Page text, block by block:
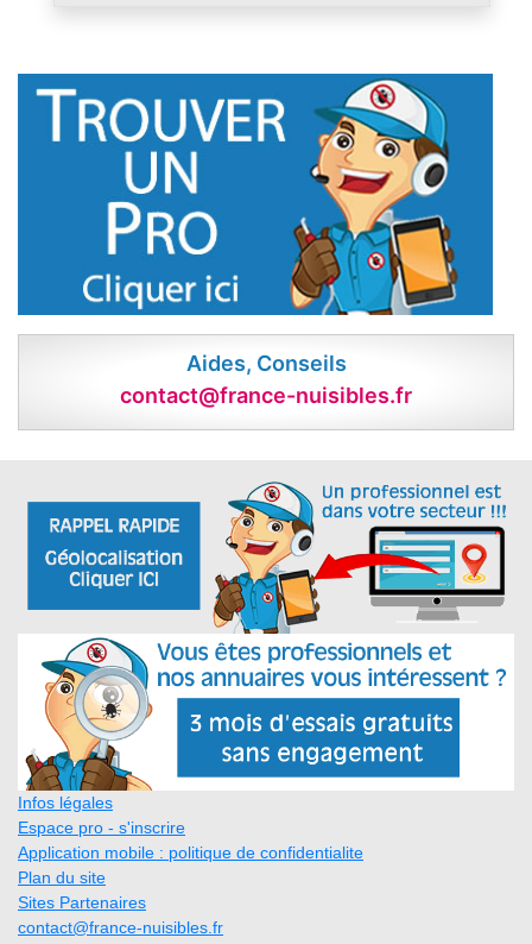
Aides, Conseils
contact@france-nuisibles.fr
Infos légales
Espace pro - s'inscrire
Application mobile : politique de confidentialite
Plan du site
Sites Partenaires
contact@france-nuisibles.fr